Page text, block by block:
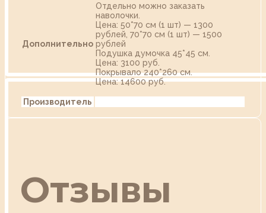
Дополнительно
Отдельно можно заказать
наволочки.
Цена: 50*70 см (1 шт) — 1300
рублей, 70*70 см (1 шт) — 1500
рублей
Подушка думочка 45*45 см.
Цена: 3100 руб.
Покрывало 240*260 см.
Цена: 14600 руб.
Производитель
Отзывы